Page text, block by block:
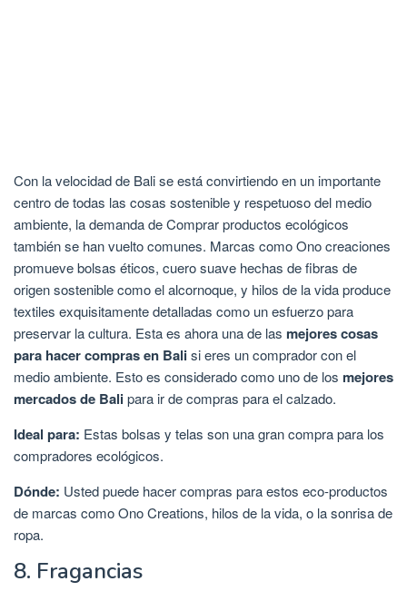
Con la velocidad de Bali se está convirtiendo en un importante
centro de todas las cosas sostenible y respetuoso del medio
ambiente, la demanda de Comprar productos ecológicos
también se han vuelto comunes. Marcas como Ono creaciones
promueve bolsas éticos, cuero suave hechas de fibras de
origen sostenible como el alcornoque, y hilos de la vida produce
textiles exquisitamente detalladas como un esfuerzo para
preservar la cultura. Esta es ahora una de las mejores cosas
para hacer compras en Balisi eres un comprador con el
medio ambiente. Esto es considerado como uno de los mejores
mercados de Balipara ir de compras para el calzado.
Ideal para: Estas bolsas y telas son una gran compra para los
compradores ecológicos.
Dónde: Usted puede hacer compras para estos eco-productos
de marcas como Ono Creations, hilos de la vida, o la sonrisa de
ropa.
8. Fragancias